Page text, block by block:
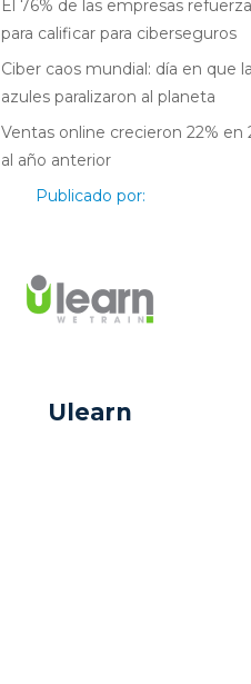
El 76% de las empresas
para calificar para ciberseguros
Ciber caos mundial: día en que
azules paralizaron al planeta
Ventas online crecieron 22% en
al año anterior
Publicado por:
Ulearn